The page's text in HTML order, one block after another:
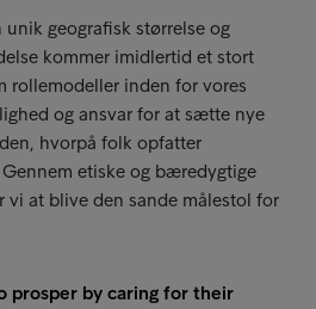
geografisk størrelse og
kommer imidlertid et stort
rollemodeller inden for vores
og ansvar for at sætte nye
hvorpå folk opfatter
etiske og bæredygtige
vi at blive den sande målestol for
prosper by caring for their